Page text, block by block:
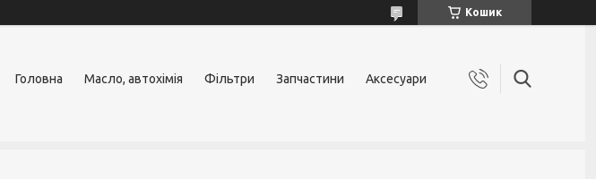
Кошик
Головна Масло, автохімія Фільтри Запчастини Аксесуари